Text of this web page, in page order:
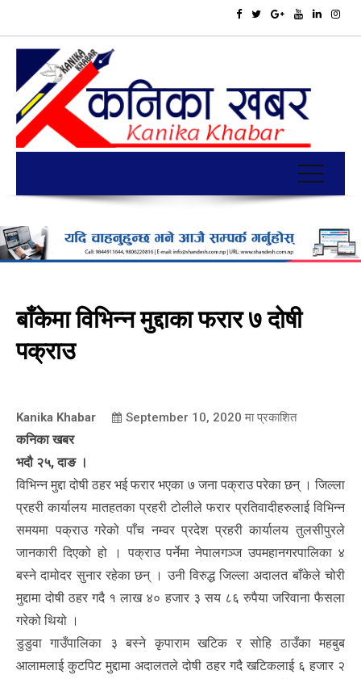
बाँकेमा विभिन्न मुद्दाका फरार ७ दोषी
पक्राउ
Kanika Khabar September 10, 2020 मा प्रकाशित
कनिका खबर
भदौ २५, दाङ ।
विभिन्न मुद्दा दोषी ठहर भई फरार भएका ७ जना पक्राउ परेका छन् । जिल्ला
प्रहरी कार्यालय मातहतका प्रहरी टोलीले फरार प्रतिवादीहरुलाई विभिन्न
समयमा पक्राउ गरेको पाँच नम्वर प्रदेश प्रहरी कार्यालय तुलसीपुरले
जानकारी दिएको हो । पक्राउ पर्नेमा नेपालगञ्ज उपमहानगरपालिका ४
बस्ने दामोदर सुनार रहेका छन् । उनी विरुद्ध जिल्ला अदालत बाँकेले चोरी
मुद्दामा दोषी ठहर गदै १ लाख ४० हजार ३ सय ८६ रुपैया जरिवाना फैसला
गरेको थियो ।
डुडुवा गाउँपालिका ३ बस्ने कृपाराम खटिक र सोहि ठाउँका महबुब
आलामलाई कुटपिट मुद्दामा अदालतले दोषी ठहर गदै खटिकलाई ६ हजार २